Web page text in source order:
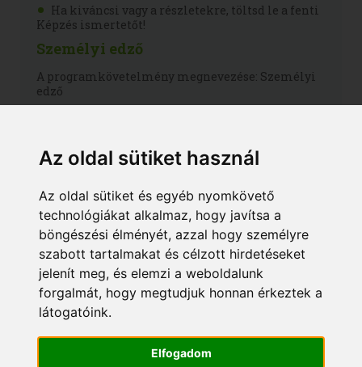
Az oldal sütiket használ
Az oldal sütiket és egyéb nyomkövető
technológiákat alkalmaz, hogy javítsa a
böngészési élményét, azzal hogy személyre
szabott tartalmakat és célzott hirdetéseket
jelenít meg, és elemzi a weboldalunk
forgalmát, hogy megtudjuk honnan érkeztek a
látogatóink.
Elfogadom
Ha kiváncsi vagy a részletekre, töltsd le a fenti
Képzés ismertetőt!
Személyi edző
A programkövetelmény megnevezése: Személyi
edző
Az Európai Képesítési Keretrendszer (EKKR)
A Magyar Képesítési Keretrendszer (MKKR)
szerint: 5. szint
Angol megnevezés: Personal Trainer
Német megnevezés: Personal Trainer
Képzési program